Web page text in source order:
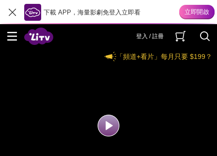
下載 APP，海量影劇免登入立即看
登入 / 註冊
「頻道+看片」每月只要 $199？